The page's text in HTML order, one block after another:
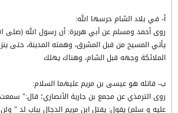
أ- في بلاد الشام حرسها الله:
روى أحمد ومسلم عن أبي هريرة: أن رسول الله (صلى
يأتي المسيح من قبل المشرق، وهمته المدينة، حتى
الملائكة وجهه قبل الشام، وهناك يهلك
ب- قاتله هو عيسى بن مريم عليهما السلام:
روى الترمذي عن مجمع بن جارية الأنصاري؛ قال:"
عليه و سلم) يقول: يقتل ابن مريم الدجال بباب لد "